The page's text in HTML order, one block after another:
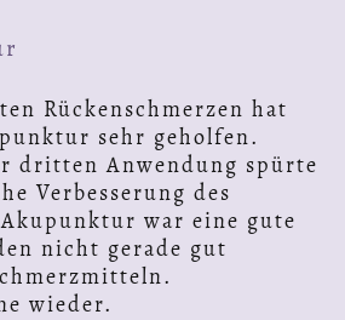
Rückenschmerzen hat
sehr geholfen.
dritten Anwendung spürte
Verbesserung des
war eine gute
nicht gerade gut
wieder.